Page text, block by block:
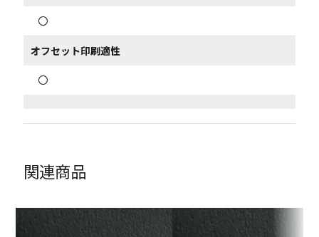
〇
オフセット印刷適性
〇
関連商品